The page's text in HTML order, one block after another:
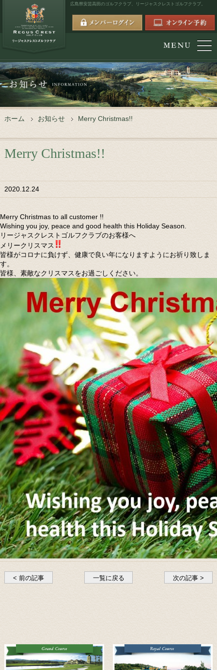
広島県安芸高田のゴルフクラブ、 リージャスクレストゴルフクラブ。
ホーム お知らせ Merry Christmas!!
Merry Christmas!!
2020.12.24
Merry Christmas to all customer !!
Wishing you joy, peace and good health this Holiday Season.
リージャスクレストゴルフクラブのお客様へ
メリークリスマス
皆様がコロナに負けず、健康で良い年になりますようにお祈り致しま
す。
皆様、素敵なクリスマスをお過ごしください。
< 前の記事 一覧に戻る 次の記事 >